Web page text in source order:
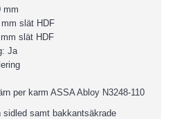
mm
slät HDF
slät HDF
Ja
per karm ASSA Abloy N3248-110
sidled samt bakkantsäkrade